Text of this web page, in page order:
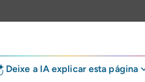
Deixe a IA explicar esta página